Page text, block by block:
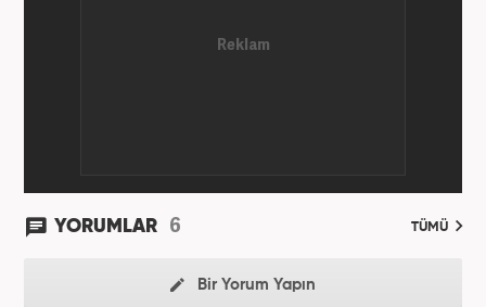
YORUMLAR 6 TÜMÜ
Bir Yorum Yapın